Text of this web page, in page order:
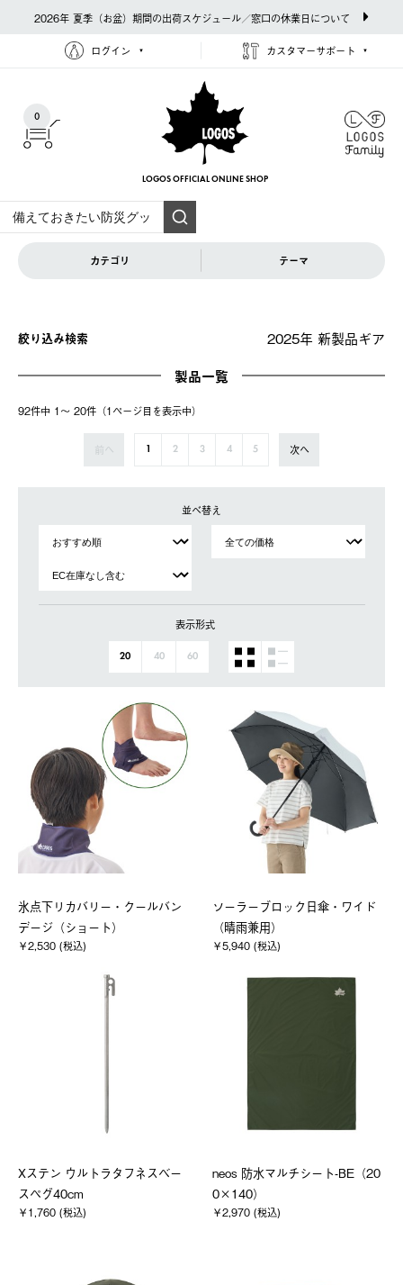
2026年 夏季（お盆）期間の出荷スケジュール／窓口の休業日について
ログイン カスタマーサポート
0
LOGOS OFFICIAL ONLINE SHOP
カテゴリ テーマ
絞り込み検索 2025年 新製品ギア
製品一覧
92件中 1〜 20件（1ページ⽬を表⽰中）
前へ 1 2 3 4 5 次へ
並べ替え
表示形式
20 40 60
氷点下リカバリー・クールバン
デージ（ショート）
￥2,530 (税込)
ソーラーブロック日傘・ワイド
（晴雨兼用）
￥5,940 (税込)
Xステン ウルトラタフネスベー
スペグ40cm
￥1,760 (税込)
neos 防水マルチシート-BE（20
0×140）
￥2,970 (税込)